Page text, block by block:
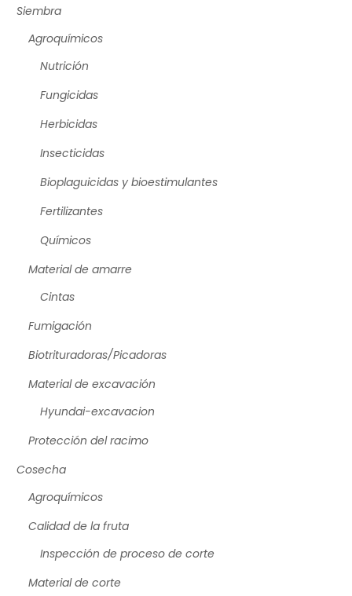
Siembra
Agroquímicos
Nutrición
Fungicidas
Herbicidas
Insecticidas
Bioplaguicidas y bioestimulantes
Fertilizantes
Químicos
Material de amarre
Cintas
Fumigación
Biotrituradoras/Picadoras
Material de excavación
Hyundai-excavacion
Protección del racimo
Cosecha
Agroquímicos
Calidad de la fruta
Inspección de proceso de corte
Material de corte